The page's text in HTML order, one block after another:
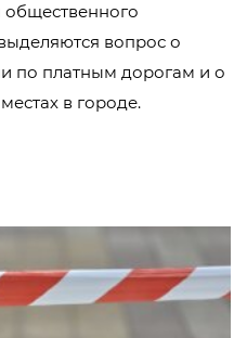
вопрос о
по платным дорогам и о
в городе.